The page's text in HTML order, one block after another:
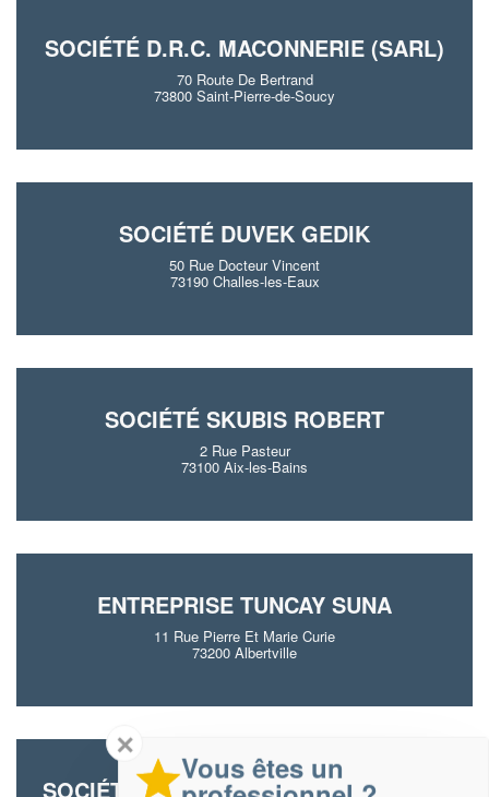
SOCIÉTÉ D.R.C. MACONNERIE (SARL)
70 Route De Bertrand
73800 Saint-Pierre-de-Soucy
SOCIÉTÉ DUVEK GEDIK
50 Rue Docteur Vincent
73190 Challes-les-Eaux
SOCIÉTÉ SKUBIS ROBERT
2 Rue Pasteur
73100 Aix-les-Bains
ENTREPRISE TUNCAY SUNA
11 Rue Pierre Et Marie Curie
73200 Albertville
SOCIÉTÉ SABL CONSTRUCTION (SAS)
✕
Vous êtes un